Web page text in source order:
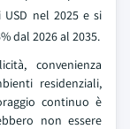
nel 2025 e si
dal 2026 al 2035.
convenienza
residenziali,
continuo è
non essere